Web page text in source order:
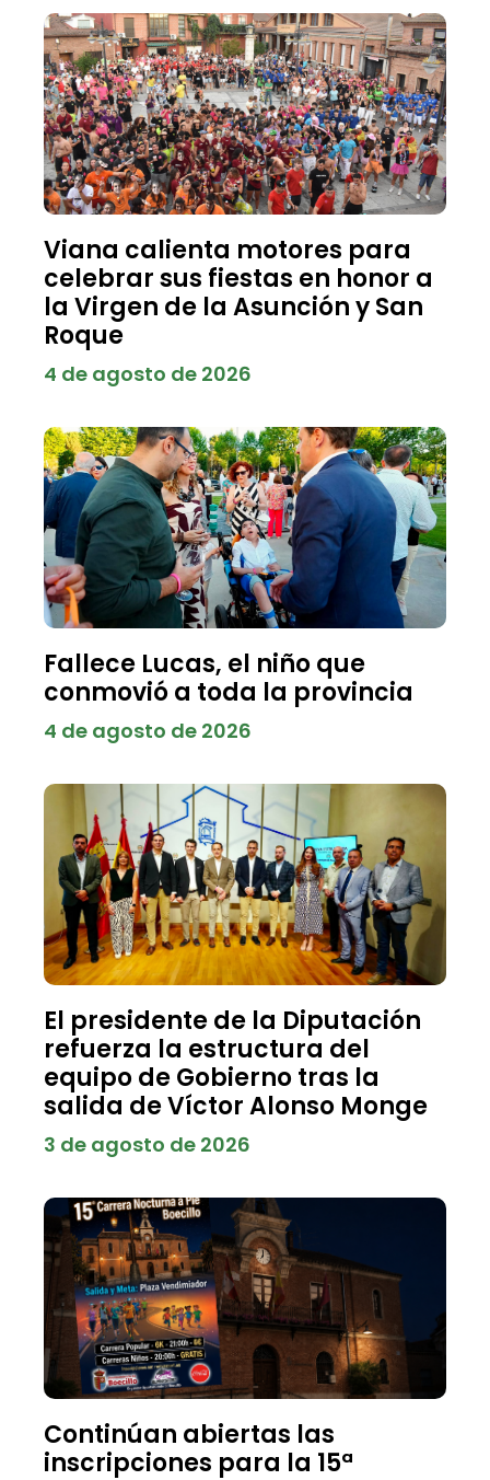
Viana calienta motores para
celebrar sus fiestas en honor a
la Virgen de la Asunción y San
Roque
4 de agosto de 2026
Fallece Lucas, el niño que
conmovió a toda la provincia
4 de agosto de 2026
El presidente de la Diputación
refuerza la estructura del
equipo de Gobierno tras la
salida de Víctor Alonso Monge
3 de agosto de 2026
Continúan abiertas las
inscripciones para la 15ª